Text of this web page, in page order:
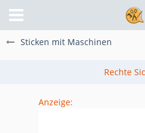
Sticken mit Maschinen
Anzeige: